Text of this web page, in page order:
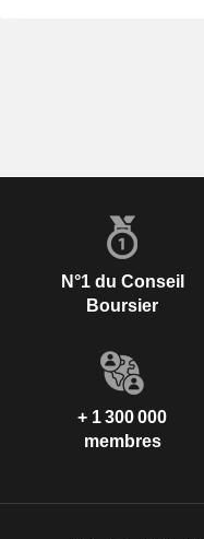
N°1 du Conseil
Boursier
+ 1 300 000
membres